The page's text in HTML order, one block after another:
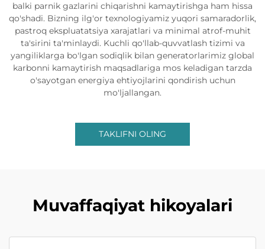
balki parnik gazlarini chiqarishni kamaytirishga ham hissa
qo'shadi. Bizning ilg'or texnologiyamiz yuqori samaradorlik,
pastroq ekspluatatsiya xarajatlari va minimal atrof-muhit
ta'sirini ta'minlaydi. Kuchli qo'llab-quvvatlash tizimi va
yangiliklarga bo'lgan sodiqlik bilan generatorlarimiz global
karbonni kamaytirish maqsadlariga mos keladigan tarzda
o'sayotgan energiya ehtiyojlarini qondirish uchun
mo'ljallangan.
TAKLIFNI OLING
Muvaffaqiyat hikoyalari